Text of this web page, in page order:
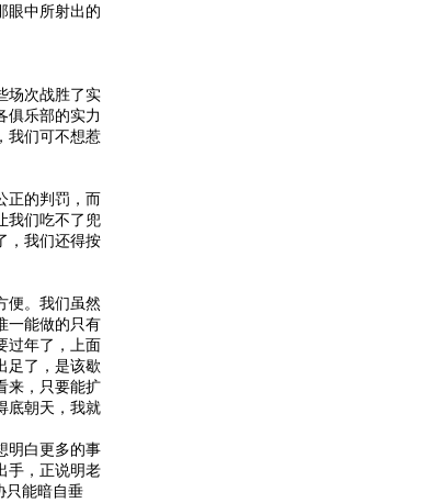
眼中所射出的
场次战胜了实
俱乐部的实力
我们可不想惹
的判罚，而
我们吃不了兜
，我们还得按
。我们虽然
一能做的只有
过年了，上面
足了，是该歇
来，只要能扩
底朝天，我就
明白更多的事
手，正说明老
只能暗自垂